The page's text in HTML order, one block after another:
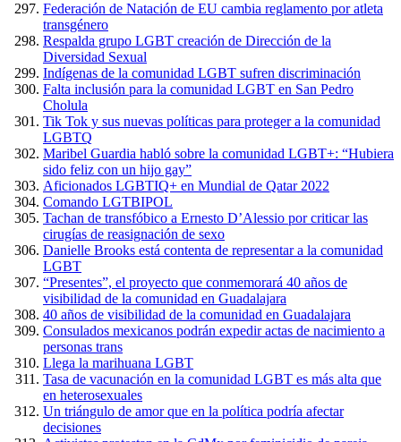
Federación de Natación de EU cambia reglamento por atleta
transgénero
Respalda grupo LGBT creación de Dirección de la
Diversidad Sexual
Indígenas de la comunidad LGBT sufren discriminación
Falta inclusión para la comunidad LGBT en San Pedro
Cholula
Tik Tok y sus nuevas políticas para proteger a la comunidad
LGBTQ
Maribel Guardia habló sobre la comunidad LGBT+: “Hubiera
sido feliz con un hijo gay”
Aficionados LGBTIQ+ en Mundial de Qatar 2022
Comando LGTBIPOL
Tachan de transfóbico a Ernesto D’Alessio por criticar las
cirugías de reasignación de sexo
Danielle Brooks está contenta de representar a la comunidad
LGBT
“Presentes”, el proyecto que conmemorará 40 años de
visibilidad de la comunidad en Guadalajara
40 años de visibilidad de la comunidad en Guadalajara
Consulados mexicanos podrán expedir actas de nacimiento a
personas trans
Llega la marihuana LGBT
Tasa de vacunación en la comunidad LGBT es más alta que
en heterosexuales
Un triángulo de amor que en la política podría afectar
decisiones